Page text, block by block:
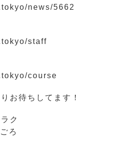
news/5662
staff
course
お待ちしてます！
ク
ろ